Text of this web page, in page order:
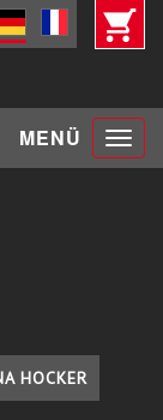
MENÜ Toggle
HOCKER